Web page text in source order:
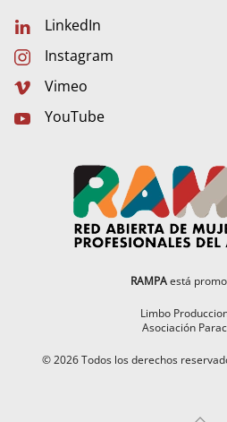
LinkedIn
Instagram
Vimeo
YouTube
RAMPAestá
Limbo
Asociación
©2026Todos los derechos